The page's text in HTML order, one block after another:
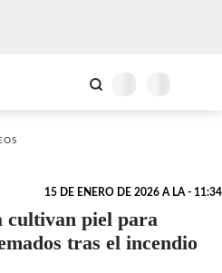
15 DE ENERO DE 2026 A LA - 11:34
cultivan piel para
tras el incendio